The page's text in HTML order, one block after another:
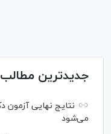
جدیدترین مطالب
می‌شود